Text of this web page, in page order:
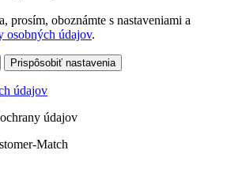
prosím, oboznámte s nastaveniami a
osobných údajov.
Prispôsobiť nastavenia
údajov
údajov
Match